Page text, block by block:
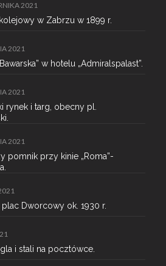
2021
w Zabrzu w 1899 r.
2021
w hotelu „Admiralspalast”.
2021
rynek i targ, obecny pl.
2021
pomnik przy kinie „Roma”-
Dworcowy ok. 1930 r.
i stali na pocztówce.